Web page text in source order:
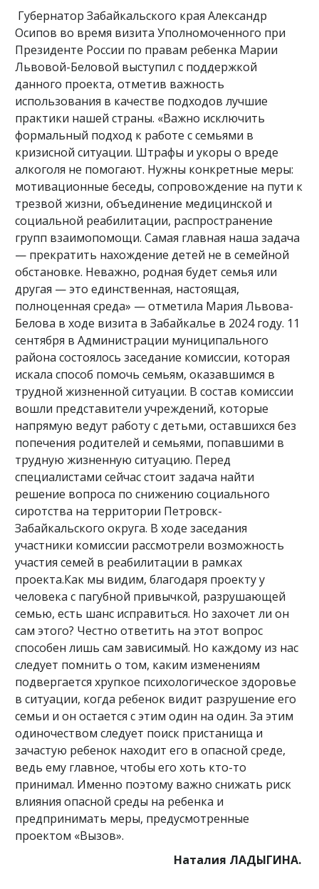
Губернатор Забайкальского края Александр
Осипов во время визита Уполномоченного при
Президенте России по правам ребенка Марии
Львовой-Беловой выступил с поддержкой
данного проекта, отметив важность
использования в качестве подходов лучшие
практики нашей страны. «Важно исключить
формальный подход к работе с семьями в
кризисной ситуации. Штрафы и укоры о вреде
алкоголя не помогают. Нужны конкретные меры:
мотивационные беседы, сопровождение на пути к
трезвой жизни, объединение медицинской и
социальной реабилитации, распространение
групп взаимопомощи. Самая главная наша задача
— прекратить нахождение детей не в семейной
обстановке. Неважно, родная будет семья или
другая — это единственная, настоящая,
полноценная среда» — отметила Мария Львова-
Белова в ходе визита в Забайкалье в 2024 году. 11
сентября в Администрации муниципального
района состоялось заседание комиссии, которая
искала способ помочь семьям, оказавшимся в
трудной жизненной ситуации. В состав комиссии
вошли представители учреждений, которые
напрямую ведут работу с детьми, оставшихся без
попечения родителей и семьями, попавшими в
трудную жизненную ситуацию. Перед
специалистами сейчас стоит задача найти
решение вопроса по снижению социального
сиротства на территории Петровск-
Забайкальского округа. В ходе заседания
участники комиссии рассмотрели возможность
участия семей в реабилитации в рамках
проекта.Как мы видим, благодаря проекту у
человека с пагубной привычкой, разрушающей
семью, есть шанс исправиться. Но захочет ли он
сам этого? Честно ответить на этот вопрос
способен лишь сам зависимый. Но каждому из нас
следует помнить о том, каким изменениям
подвергается хрупкое психологическое здоровье
в ситуации, когда ребенок видит разрушение его
семьи и он остается с этим один на один. За этим
одиночеством следует поиск пристанища и
зачастую ребенок находит его в опасной среде,
ведь ему главное, чтобы его хоть кто-то
принимал. Именно поэтому важно снижать риск
влияния опасной среды на ребенка и
предпринимать меры, предусмотренные
проектом «Вызов».
Наталия ЛАДЫГИНА.